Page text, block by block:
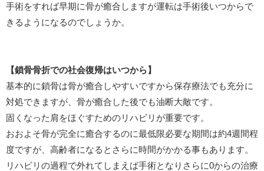
手術をすれば早期に骨が癒合しますが運転は手術後いつからで
きるようになるのでしょうか。
【鎖骨骨折での社会復帰はいつから】
基本的に鎖骨は骨が癒合しやすいですから保存療法でも充分に
対処できますが、骨が癒合した後でも油断大敵です。
固くなった肩をほぐすためのリハビリが重要です。
おおよそ骨が完全に癒合するのに最低限必要な期間は約4週間程
度ですが、高齢者になるとさらに時間がかかる事もあります。
リハビリの過程で外れてしまえば手術となりさらに0からの治療